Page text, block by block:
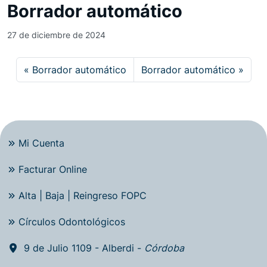
Borrador automático
27 de diciembre de 2024
Borrador automático Borrador automático
Mi Cuenta
Facturar Online
Alta | Baja | Reingreso FOPC
Círculos Odontológicos
9 de Julio 1109 - Alberdi - Córdoba